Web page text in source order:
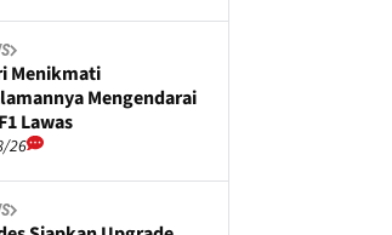
Menikmati
Mengendarai
Lawas
26